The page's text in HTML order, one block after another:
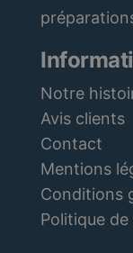
Notre
Avis clients
Contact
Mentions
Conditions
Politique